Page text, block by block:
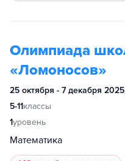
Олимпиада
«Ломоносов»
25 октября - 7 декабря 2025
5-11классы
1уровень
Математика